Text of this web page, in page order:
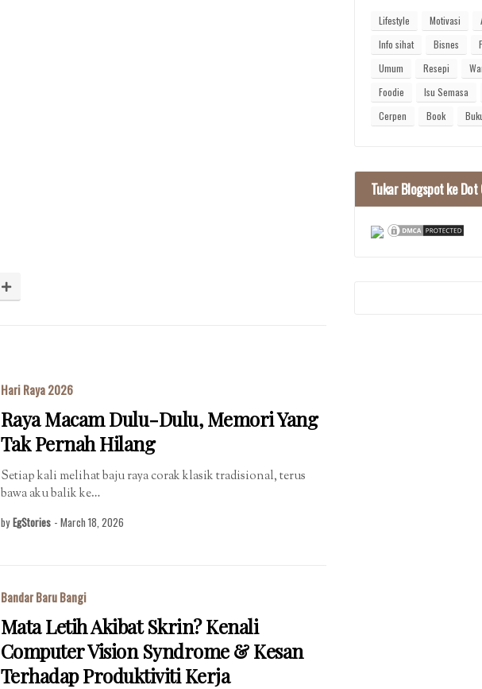
Hari Raya 2026
Raya Macam Dulu-Dulu, Memori Yang
Tak Pernah Hilang
Setiap kali melihat baju raya corak klasik tradisional, terus
bawa aku balik ke…
by EgStories - March 18, 2026
Bandar Baru Bangi
Mata Letih Akibat Skrin? Kenali
Computer Vision Syndrome & Kesan
Terhadap Produktiviti Kerja
Lifestyle Motivasi
Info sihat
Bisnes
Umum
Resepi
Foodie
Isu Semasa
Cerpen
Book
Tukar Blogspot ke Dot